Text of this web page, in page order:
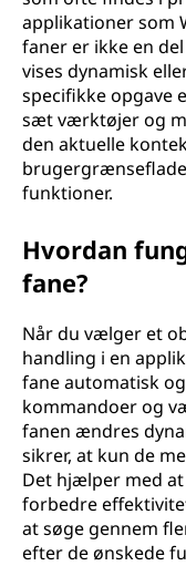
applikationer som
faner er ikke en
vises dynamisk
specifikke opgave
sæt værktøjer og
den aktuelle
funktioner.
Hvordan
fane?
Når du vælger et
handling i en
fane automatisk
kommandoer og
fanen ændres
sikrer, at kun de
Det hjælper med
forbedre
at søge gennem
efter de ønskede